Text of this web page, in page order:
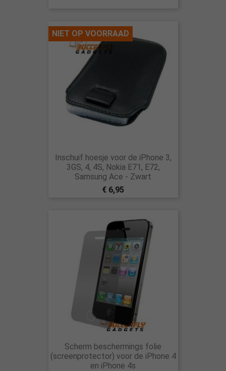
Inschuif hoesje voor de iPhone 3,
3GS, 4, 4S, Nokia E71, E72,
Samsung Ace - Zwart
€ 6,95
NIET OP VOORRAAD
Scherm beschermings folie
(screenprotector) voor de iPhone 4
en iPhone 4s